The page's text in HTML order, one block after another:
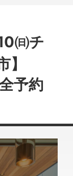
㈰チ
予約